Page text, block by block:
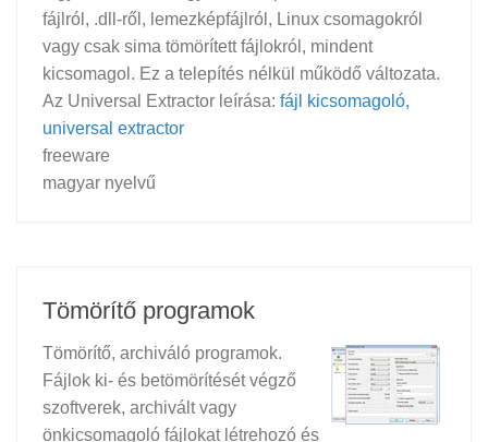
fájlról, .dll-ről, lemezképfájlról, Linux csomagokról
vagy csak sima tömörített fájlokról, mindent
kicsomagol. Ez a telepítés nélkül működő változata.
Az Universal Extractor leírása: fájl kicsomagoló,
universal extractor
freeware
magyar nyelvű
Tömörítő programok
Tömörítő, archiváló programok.
Fájlok ki- és betömörítését végző
szoftverek, archivált vagy
önkicsomagoló fájlokat létrehozó és